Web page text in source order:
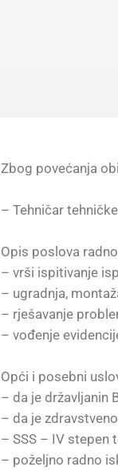
Zbog povećanja
– Tehničar
Opis poslova
– vrši ispitivanje
– ugradnja,
– rješavanje
– vođenje
Opći i posebni
– da je državljanin
– da je
– SSS – IV stepen
– poželjno radno